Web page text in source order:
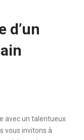
d’un
avec un talentueux
vous invitons à